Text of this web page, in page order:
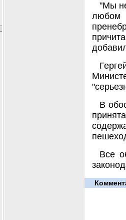
"Мы
любом
В
Все